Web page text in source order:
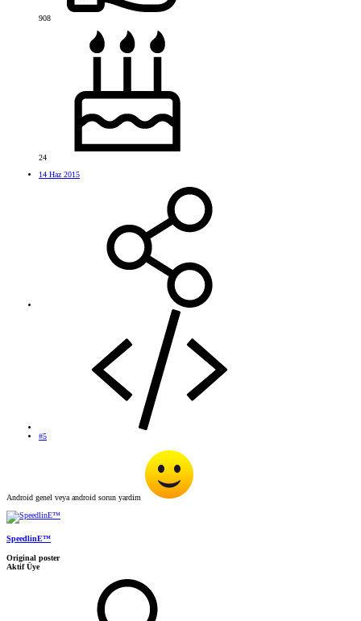
908
24
14 Haz 2015
#5
Android genel veya android sorun yardim
SpeedlinE™
Original poster
Aktif Üye